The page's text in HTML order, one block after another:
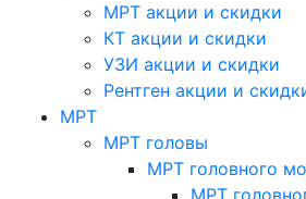
МРТ акции и скидки
КТ акции и скидки
УЗИ акции и скидки
Рентген акции и
МРТ
МРТ головы
МРТ головного
МРТ